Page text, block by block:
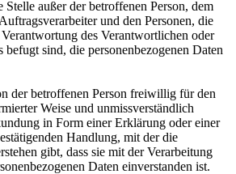
außer der betroffenen Person, dem
und den Personen, die
des Verantwortlichen oder
befugt sind, die personenbezogenen Daten
der betroffenen Person freiwillig für den
Weise und unmissverständlich
in Form einer Erklärung oder einer
Handlung, mit der die
gibt, dass sie mit der Verarbeitung
Daten einverstanden ist.